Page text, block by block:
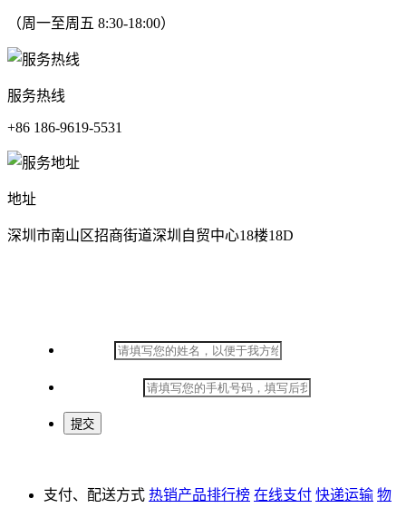
（周一至周五 8:30-18:00）
服务热线
+86 186-9619-5531
地址
深圳市南山区招商街道深圳自贸中心18楼18D
支付、配送方式 热销产品排行榜 在线支付 快递运输 物